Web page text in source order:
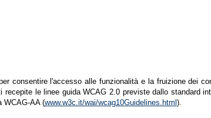
consentire l'accesso alle funzionalità e la fruizione dei
recepite le linee guida WCAG 2.0 previste dallo standard
WCAG-AA (www.w3c.it/wai/wcag10Guidelines.html ).